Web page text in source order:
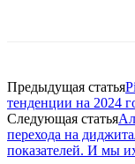
Предыдущая статья
тенденции на 2024
Следующая статья
перехода на
показателей. И мы